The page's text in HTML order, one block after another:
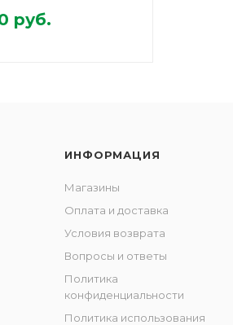
руб.
ИНФОРМАЦИЯ
Магазины
Оплата и доставка
Условия возврата
Вопросы и ответы
Политика
конфиденциальности
Политика использования